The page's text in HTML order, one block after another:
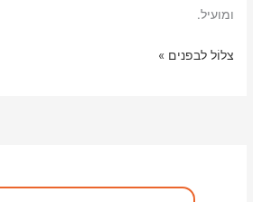
ומועיל.
🕊️
צלוֹל לבפנים »